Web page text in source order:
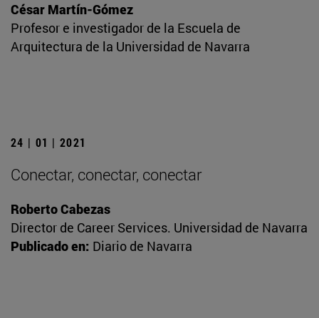
César Martín-Gómez
Profesor e investigador de la Escuela de
Arquitectura de la Universidad de Navarra
24 | 01 | 2021
Conectar, conectar, conectar
Roberto Cabezas
Director de Career Services. Universidad de Navarra
Publicado en: Diario de Navarra